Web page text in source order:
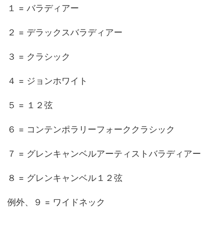
１ = バラディアー
２ = デラックスバラディアー
３ = クラシック
４ = ジョンホワイト
５ = １２弦
６ = コンテンポラリーフォーククラシック
７ = グレンキャンベルアーティストバラディアー
８ = グレンキャンベル１２弦
例外、９ = ワイドネック